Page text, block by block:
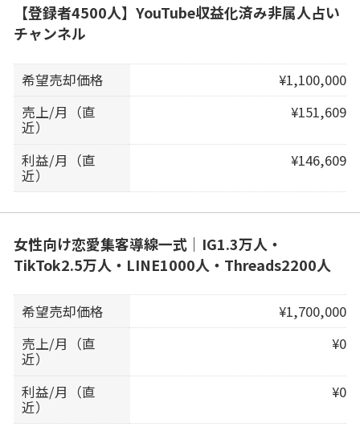
【登録者4500人】YouTube収益化済み非属人占い
チャンネル
希望売却価格
¥1,100,000
売上/月（直
近）
¥151,609
利益/月（直
近）
¥146,609
女性向け恋愛集客導線一式｜IG1.3万人・
TikTok2.5万人・LINE1000人・Threads2200人
希望売却価格
¥1,700,000
売上/月（直
近）
¥0
利益/月（直
近）
¥0